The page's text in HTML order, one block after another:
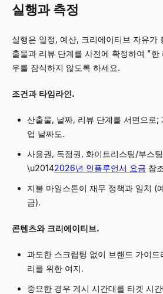
실행과 측정
실행은 일정, 예산, 크리에이티브 자유가
출물과 리뷰 단계를 사전에 확정하여 "한
우를 잠식하지 않도록 하세요.
조건과 타임라인.
산출물, 날짜, 리뷰 단계를 서면으로;
업 날짜도.
사용권, 독점권, 화이트리스팅/부스
\u20142026년 인플루언서 요금 참
지불 마일스톤이 재무 정책과 일치 (
금).
콘텐츠와 크리에이티브.
과도한 스크립팅 없이 브랜드 가이
리를 위한 여지.
중요한 경우 게시 시간대를 타겟 시